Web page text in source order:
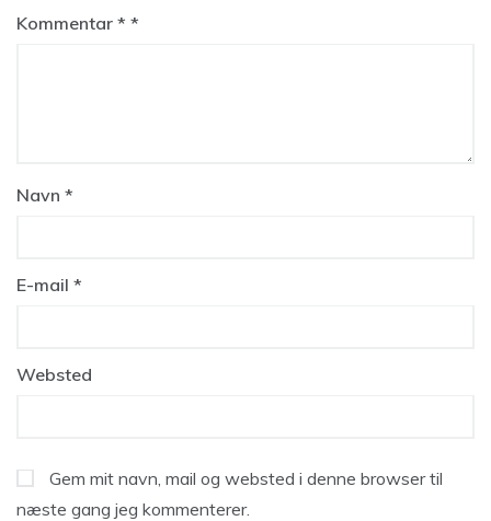
Kommentar *
Navn *
E-mail *
Websted
Gem mit navn, mail og websted i denne browser til
næste gang jeg kommenterer.